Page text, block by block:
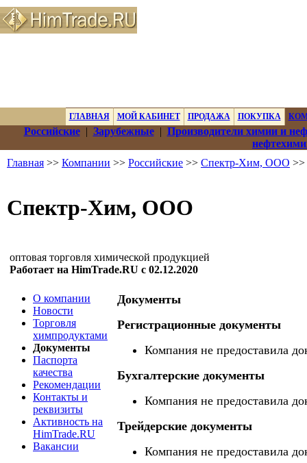
ГЛАВНАЯ МОЙ КАБИНЕТ ПРОДАЖА ПОКУПКА
Российские| Зарубежные| Производители химии и
Главная >> Компании >> Российские >> Спектр-Хим, ООО
Спектр-Хим, ООО
оптовая торговля химической продукцией
Работает на HimTrade.RU с 02.12.2020
О компании
Новости
Торговля
химпродуктами
Документы
Паспорта
качества
Рекомендации
Контакты и
реквизиты
Активность на
HimTrade.RU
Вакансии
Документы
Регистрационные документы
Компания не предоставила
Бухгалтерские документы
Компания не предоставила
Трейдерские документы
Компания не предоставила